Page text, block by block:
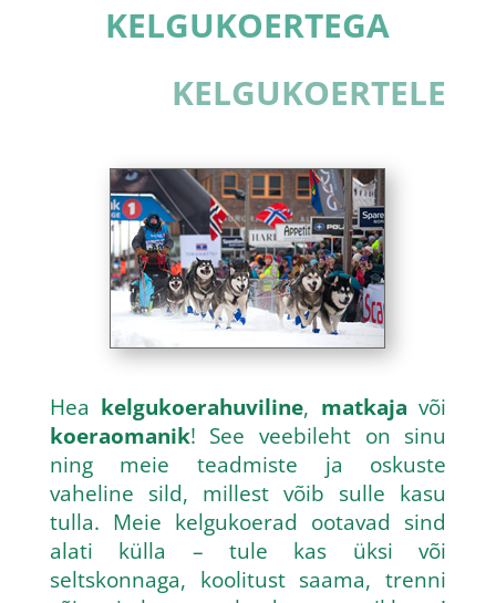
KELGUKOERTEGA
KELGUKOERTELE
Hea kelgukoerahuviline, matkaja või
koeraomanik! See veebileht on sinu
ning meie teadmiste ja oskuste
vaheline sild, millest võib sulle kasu
tulla. Meie kelgukoerad ootavad sind
alati külla – tule kas üksi või
seltskonnaga, koolitust saama, trenni